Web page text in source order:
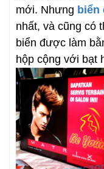
mới. Nhưng biển
nhất, và cũng có
biển được làm
hộp cộng với bạt